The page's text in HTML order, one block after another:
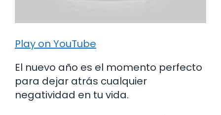
Play on YouTube
El nuevo año es el momento perfecto
para dejar atrás cualquier
negatividad en tu vida.